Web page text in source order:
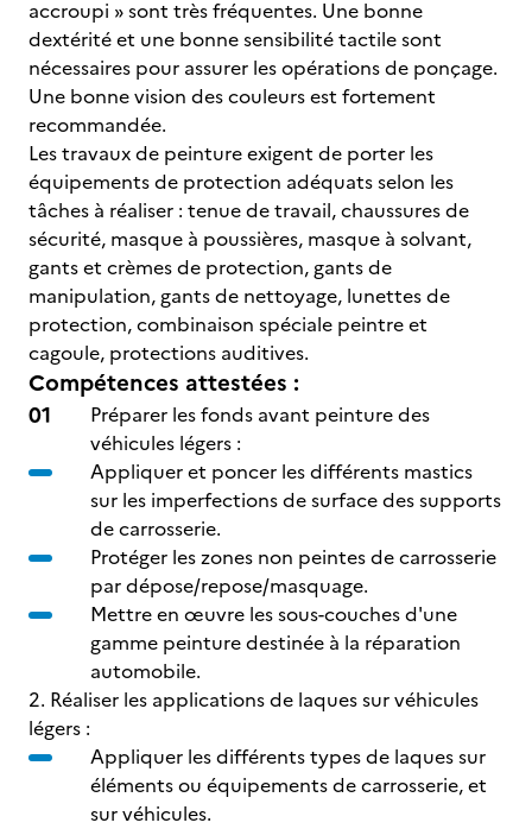
accroupi » sont très fréquentes. Une bonne
dextérité et une bonne sensibilité tactile sont
nécessaires pour assurer les opérations de ponçage.
Une bonne vision des couleurs est fortement
recommandée.
Les travaux de peinture exigent de porter les
équipements de protection adéquats selon les
tâches à réaliser : tenue de travail, chaussures de
sécurité, masque à poussières, masque à solvant,
gants et crèmes de protection, gants de
manipulation, gants de nettoyage, lunettes de
protection, combinaison spéciale peintre et
cagoule, protections auditives.
Compétences attestées :
Préparer les fonds avant peinture des
véhicules légers :
Appliquer et poncer les différents mastics
sur les imperfections de surface des supports
de carrosserie.
Protéger les zones non peintes de carrosserie
par dépose/repose/masquage.
Mettre en œuvre les sous-couches d'une
gamme peinture destinée à la réparation
automobile.
2. Réaliser les applications de laques sur véhicules
légers :
Appliquer les différents types de laques sur
éléments ou équipements de carrosserie, et
sur véhicules.